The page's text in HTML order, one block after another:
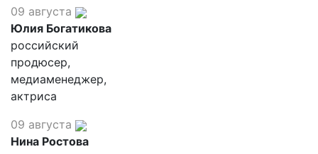
09 августа
Юлия Богатикова
российский
продюсер,
медиаменеджер,
актриса
09 августа
Нина Ростова